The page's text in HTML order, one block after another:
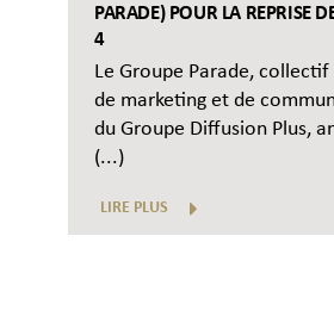
PARADE) POUR LA REPRISE
4
Le Groupe Parade, collectif
de marketing et de
du Groupe Diffusion Plus,
(...)
LIRE PLUS